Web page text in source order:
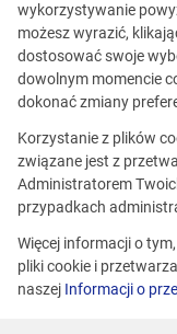
Ta oferta
Zobacz
Różne
wykorzystywanie
możesz wyrazić,
dostosować swoje
dowolnym momencie
dokonać zmiany
Korzystanie z plików
związane jest z
Administratorem
przypadkach
Więcej informacji o
pliki cookie i
naszej Informacji o